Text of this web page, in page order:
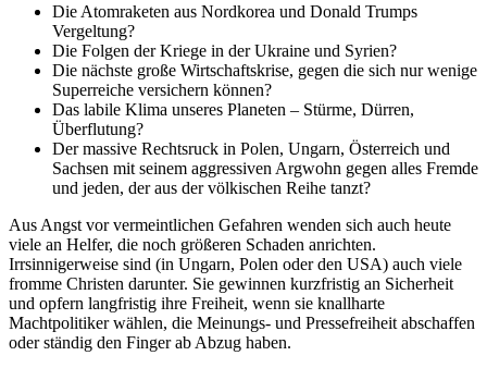
Die Atomraketen aus Nordkorea und Donald Trumps
Vergeltung?
Die Folgen der Kriege in der Ukraine und Syrien?
Die nächste große Wirtschaftskrise, gegen die sich nur wenige
Superreiche versichern können?
Das labile Klima unseres Planeten – Stürme, Dürren,
Überflutung?
Der massive Rechtsruck in Polen, Ungarn, Österreich und
Sachsen mit seinem aggressiven Argwohn gegen alles Fremde
und jeden, der aus der völkischen Reihe tanzt?
Aus Angst vor vermeintlichen Gefahren wenden sich auch heute
viele an Helfer, die noch größeren Schaden anrichten.
Irrsinnigerweise sind (in Ungarn, Polen oder den USA) auch viele
fromme Christen darunter. Sie gewinnen kurzfristig an Sicherheit
und opfern langfristig ihre Freiheit, wenn sie knallharte
Machtpolitiker wählen, die Meinungs- und Pressefreiheit abschaffen
oder ständig den Finger ab Abzug haben.